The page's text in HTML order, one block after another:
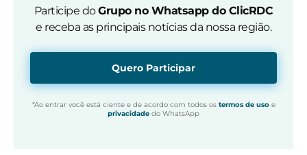
Participe doGrupo no Whatsapp do ClicRDC
e receba as principais notícias da nossa região.
Quero Participar
*Ao entrar você está ciente e de acordo com todos os termos de usoe
privacidade do WhatsApp